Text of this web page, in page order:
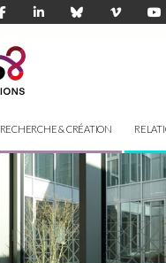
RECHERCHE & CRÉATION